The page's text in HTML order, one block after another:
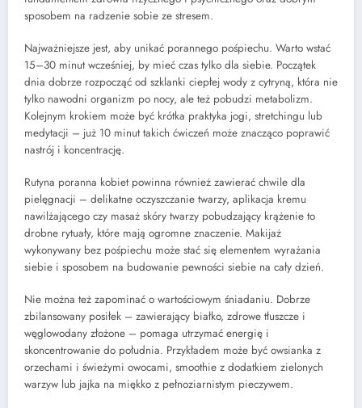
sposobem na radzenie sobie ze stresem.
Najważniejsze jest, aby unikać porannego pośpiechu. Warto wstać
15–30 minut wcześniej, by mieć czas tylko dla siebie. Początek
dnia dobrze rozpocząć od szklanki ciepłej wody z cytryną, która nie
tylko nawodni organizm po nocy, ale też pobudzi metabolizm.
Kolejnym krokiem może być krótka praktyka jogi, stretchingu lub
medytacji – już 10 minut takich ćwiczeń może znacząco poprawić
nastrój i koncentrację.
Rutyna poranna kobiet powinna również zawierać chwile dla
pielęgnacji – delikatne oczyszczanie twarzy, aplikacja kremu
nawilżającego czy masaż skóry twarzy pobudzający krążenie to
drobne rytuały, które mają ogromne znaczenie. Makijaż
wykonywany bez pośpiechu może stać się elementem wyrażania
siebie i sposobem na budowanie pewności siebie na cały dzień.
Nie można też zapominać o wartościowym śniadaniu. Dobrze
zbilansowany posiłek – zawierający białko, zdrowe tłuszcze i
węglowodany złożone – pomaga utrzymać energię i
skoncentrowanie do południa. Przykładem może być owsianka z
orzechami i świeżymi owocami, smoothie z dodatkiem zielonych
warzyw lub jajka na miękko z pełnoziarnistym pieczywem.